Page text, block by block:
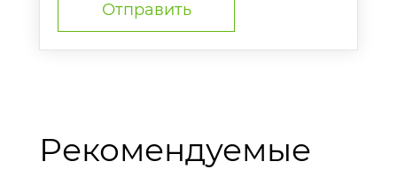
Рекомендуемые